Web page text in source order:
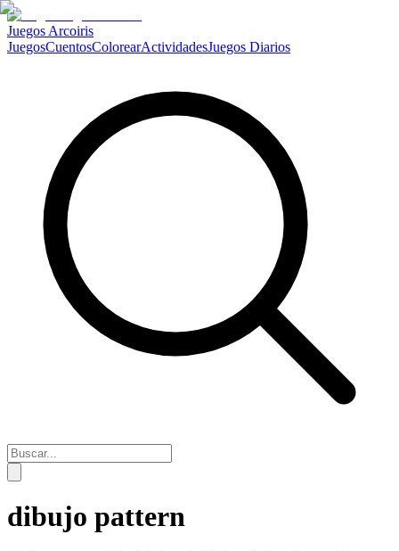
Juegos Arcoiris
JuegosCuentosColorearActividadesJuegos Diarios
dibujo pattern